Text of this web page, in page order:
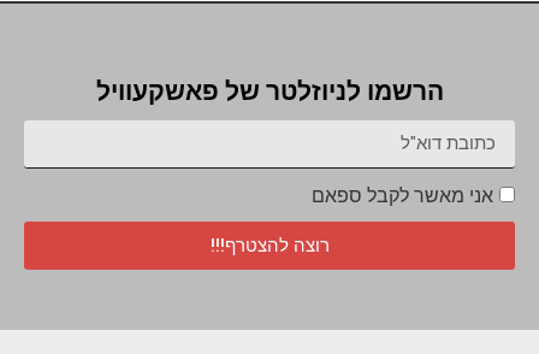
הרשמו לניוזלטר של פאשקעוויל
אני מאשר לקבל ספאם
רוצה להצטרף!!!